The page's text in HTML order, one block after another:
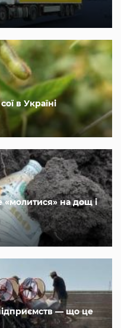
в Україні
на дощ і
— що це